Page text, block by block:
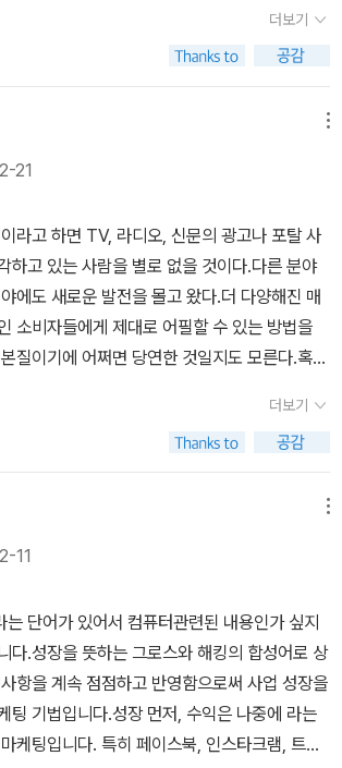
는 방식은, 요즘 같은 혁신의 시대에 더 이상 통
차 '그래 갖고 과연 통할까?' 같은 원초적 불안
처분되어 마땅한 구태요 적폐이기 때문입니
'해킹'이라는 단어에 다시 유의해 보십시오. 예
우고 소비자에게 불량품이든 뭐든 떠안기면 그
품은 일시적으로 생산자에게 가냘픈 현금 흐름
혀 지속적인 성장을 장담 못하는 일회용 방편
'그로스 해킹'은 혁신적인 마케팅도 마케팅이지
다. 제품과 서비스, 나아가 기업의 '성장'까지
일체가 되어 움직이는 방식이며, '그로스'는 바
의미합니다. '해킹'은 전방위적으로 '씨'를 뿌린
여 소득을 올리는 활동입니다. 활동이 자발적
합니다. '해커'는 그저 결과만을 바라보고 묵묵
요 플레이어에 가깝습니다. 어떻게 이런 '진화
포함하는 '그 이상'임은 이미 앞에서 말했습니
까요? 사실 이는 스타트업의 궁여지책이었습
number라고 해서, 무작정 다수에게 전화 걸
, 모집만 해 대면 그 중에 얼마는 '낚여 든다' 같
퍼졌으며, 아직도 이런 방식에 기대어 영업 하는
다. 또, 불특정 다수에게 어필하려면 불특정 다
는 유력 매체를 통해야만 합니다. 거대 신문, 잡
있다. 특히나 그로스해킹에 경우에서는 마케팅
으로 제품 자체를 변화시킬 수도 있기 때문에
목표를 명확히 하고 거기에 맞는 성장방정식을
가장 필요한 것에 집중해야 한다. 이 때 목표를
과 실험이 가장 중요하다. 자신이 중요하다고
적으로 원하는 결과를 얻어낼 수 없는 지표일
그걸 보면서 목표에 대해서 두루뭉실하게 생각
져보고 실제적으로 조금씩 변화시켜 보면서 잘
배웠다. 네번째는 다양한 실험을 자주 해보아야
고 작은 실험들을 많이 해 봄으로써 시기적절
을 수 있고 성공한 실험은 확대해서 적용할 수
조직이 아니라 혼자 일하고 있기 때문에 자주
고 그 결과를 기록 관찰할 필요가 있다고 받아
대한 다양한 사례들 덕분에 쉽게 이해하면서
쉽게 배울 점을 찾고 적용할 수 있도록 잘 쓰여
자주 반복해 읽어야 할 책이라는 생각이 들었
시는 분이든지 좋은 인사이트를 줄 수 있는 책
극 추천한다.
니 고객들이 무엇을 원하는 지를 파악하고 비용
의 광고 효과를 누리는 이 마케팅 기법으로 저
사를 5개나 키워낸 실리콘 밸리 최고의 마케터
팅 그로스 해킹>이라는 책을 통해 실전 기법을
들이 경쟁하고 있는 이 시대에 마케팅은 기업
고 말할 수 있다. 기업이 성장하기 위해서는 마
높이고 잠재 고객을 끌어모을 수 있어야 한다.
사람이 아니라면 일반인들이 읽기에는 다소 읽
. 실질적으로 이 책에 나온 기법들을 실무에서
있어야 하는데 우선 이해하면서 읽기에 까다로
해킹 기술은 소셜 네트워크 기업은 페이스북,
에서도 사용하고 있다고 하니 이미 검증된 마
. 알아야 할 그로스 해킹 기법으로 몇 가지를 들면
장 기본적이면서 고객이 가지고 싶어하는 제
지막으로 다양한 실험을 자주 해야 하는데 실
배울 수 있는 부분도 많고 성공 가능성에 근접
실험들은 성공으로 향하기 위한 표본과 데이
고 보면 될 것 같다. 단기적 성과가 아닌 성장을
보면서 실패 가능성을 좁혀 나가는 것이다.마
고 어쩌면 그로스 해킹 기술도 여타 다른 마케
할 것이다. 실리콘 밸리에서 최고의 마케터로
우와 기술이 녹아있는 만큼 그로스 해킹을 구
더보기
21
라고 하면 TV, 라디오, 신문의 광고나 포탈 사
하고 있는 사람을 별로 없을 것이다.다른 분야
에도 새로운 발전을 몰고 왔다.더 다양해진 매
소비자들에게 제대로 어필할 수 있는 방법을
질이기에 어쩌면 당연한 것일지도 모른다.혹시
으로 고객에게 접근해 저비용으로 최고의 광고
팅기법'이라고 경제용어사전에 나와 있다.이는
이다.이 책 '진화된 마케팅 그로스 해킹'이 바로
책이다.내가 그로스 해킹을 처음 접한 것은 바
이트에 무수히 많은 배너를 노출하거나, 가입시
주는 것들이 대부분이였다.그런데 드롭박스는
하면 무료 저장공간을 더 준다는 것을 내세웠
에 매력을 느낀 나는 다른 친구를 통해 가입을
도 적극적으로 추천을 하였다.지금 생각하면
팅 방법이였다.조금 달리보면 또 다른 네트워
있지만, 소비자에게 금전적 이익이 아닌 더 많
더보기
11
는 단어가 있어서 컴퓨터관련된 내용인가 싶지
다.성장을 뜻하는 그로스와 해킹의 합성어로 상
항을 계속 점점하고 반영함으로써 사업 성장을
팅 기법입니다.성장 먼저, 수익은 나중에 라는
케팅입니다. 특히 페이스북, 인스타크램, 트위